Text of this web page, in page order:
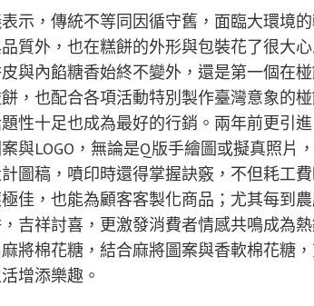
示，傳統不等同因循守舊，面臨大環境
質外，也在糕餅的外形與包裝花了很大
與內餡糖香始終不變外，還是第一個在
，也配合各項活動特別製作臺灣意象的
性十足也成為最好的行銷。兩年前更引
與LOGO，無論是Q版手繪圖或擬真照
圖稿，噴印時還得掌握訣竅，不但耗工
佳，也能為顧客客製化商品；尤其每到
吉祥討喜，更激發消費者情感共鳴成為
將棉花糖，結合麻將圖案與香軟棉花糖
增添樂趣。